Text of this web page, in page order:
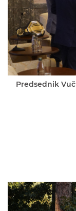
Predsednik